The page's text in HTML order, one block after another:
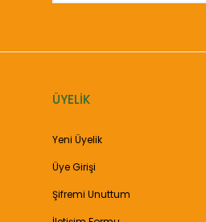
ÜYELİK
Yeni Üyelik
Üye Girişi
Şifremi Unuttum